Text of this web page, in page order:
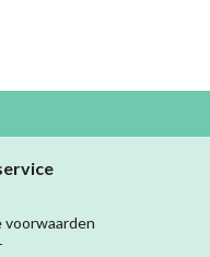
voorwaarden